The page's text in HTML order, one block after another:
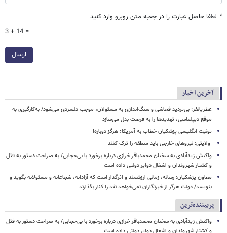
* لطفا حاصل عبارت را در جعبه متن روبرو وارد کنید
3 + 14 =
ارسال
آخرین اخبار
عطریانفر: بی‌تردید فحاشی و سنگ‌اندازی به مسئولان، موجب دلسردی می‌شود/ به‌کارگیری به
موقع دیپلماسی، تهدیدها را به فرصت بدل می‌سازد
توئیت انگلیسی پزشکیان خطاب به آمریکا؛ هرگز دوباره!
ولایتی: نیروهای خارجی باید منطقه را ترک کنند
واکنش زیدآبادی به سخنان محمدباقر خرازی درباره برخورد با بی‌حجابی/ به صراحت دستور به قتل
و کشتار شهروندان و اشغال دوایر دولتی داده است
معاون پزشکیان: رسانه، زمانی ارزشمند و اثرگذار است که آزادانه، شجاعانه و مسئولانه بگوید و
بنویسد/ دولت هرگز از خبرنگاران نمی‌خواهد نقد را کنار بگذارند
پربیننده‌ترین
واکنش زیدآبادی به سخنان محمدباقر خرازی درباره برخورد با بی‌حجابی/ به صراحت دستور به قتل
و کشتار شهروندان و اشغال دوایر دولتی داده است